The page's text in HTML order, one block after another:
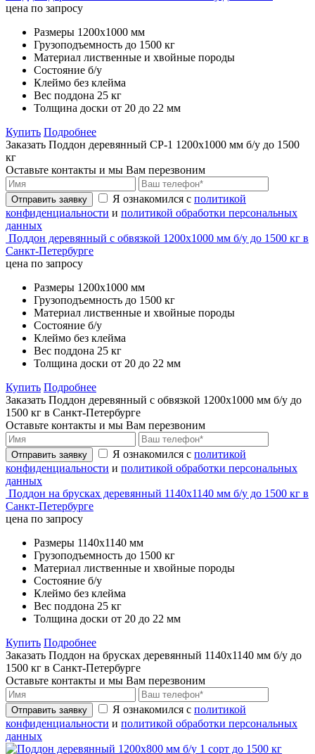
цена по запросу
Размеры 1200х1000 мм
Грузоподъемность до 1500 кг
Материал лиственные и хвойные породы
Состояние б/у
Клеймо без клейма
Вес поддона 25 кг
Толщина доски от 20 до 22 мм
Купить Подробнее
Заказать Поддон деревянный CP-1 1200х1000 мм б/у до 1500
кг
Оставьте контакты и мы Вам перезвоним
Отправить заявку Я ознакомился с политикой
конфиденциальности и политикой обработки персональных
данных
Поддон деревянный с обвязкой 1200х1000 мм б/у до 1500 кг в
Санкт-Петербурге
цена по запросу
Размеры 1200х1000 мм
Грузоподъемность до 1500 кг
Материал лиственные и хвойные породы
Состояние б/у
Клеймо без клейма
Вес поддона 25 кг
Толщина доски от 20 до 22 мм
Купить Подробнее
Заказать Поддон деревянный с обвязкой 1200х1000 мм б/у до
1500 кг в Санкт-Петербурге
Оставьте контакты и мы Вам перезвоним
Отправить заявку Я ознакомился с политикой
конфиденциальности и политикой обработки персональных
данных
Поддон на брусках деревянный 1140х1140 мм б/у до 1500 кг в
Санкт-Петербурге
цена по запросу
Размеры 1140х1140 мм
Грузоподъемность до 1500 кг
Материал лиственные и хвойные породы
Состояние б/у
Клеймо без клейма
Вес поддона 25 кг
Толщина доски от 20 до 22 мм
Купить Подробнее
Заказать Поддон на брусках деревянный 1140х1140 мм б/у до
1500 кг в Санкт-Петербурге
Оставьте контакты и мы Вам перезвоним
Отправить заявку Я ознакомился с политикой
конфиденциальности и политикой обработки персональных
данных